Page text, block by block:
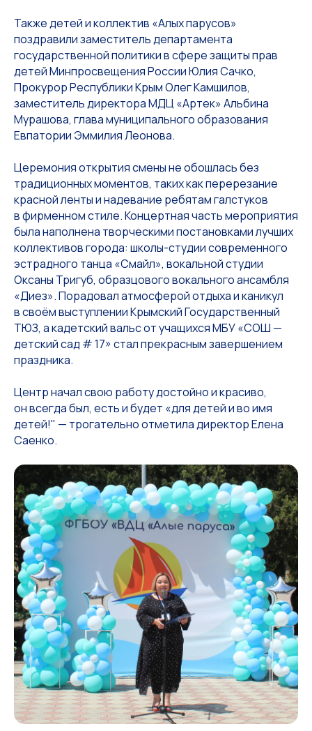
Также детей и коллектив «Алых парусов»
поздравили заместитель департамента
государственной политики в сфере защиты прав
детей Минпросвещения России Юлия Сачко,
Прокурор Республики Крым Олег Камшилов,
заместитель директора МДЦ «Артек» Альбина
Мурашова, глава муниципального образования
Евпатории Эммилия Леонова.
Церемония открытия смены не обошлась без
традиционных моментов, таких как перерезание
красной ленты и надевание ребятам галстуков
в фирменном стиле. Концертная часть мероприятия
была наполнена творческими постановками лучших
коллективов города: школы-студии современного
эстрадного танца «Смайл», вокальной студии
Оксаны Тригуб, образцового вокального ансамбля
«Диез». Порадовал атмосферой отдыха и каникул
в своём выступлении Крымский Государственный
ТЮЗ, а кадетский вальс от учащихся МБУ «СОШ —
детский сад # 17» стал прекрасным завершением
праздника.
Центр начал свою работу достойно и красиво,
он всегда был, есть и будет «для детей и во имя
детей!" — трогательно отметила директор Елена
Саенко.